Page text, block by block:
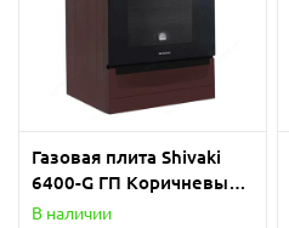
Газовая плита Shivaki
6400-G ГП Коричневый/
Серый
В наличии